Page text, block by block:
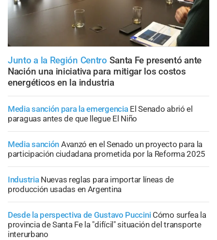
Junto a la Región Centro Santa Fe presentó ante
Nación una iniciativa para mitigar los costos
energéticos en la industria
Media sanción para la emergencia El Senado abrió el
paraguas antes de que llegue El Niño
Media sanción Avanzó en el Senado un proyecto para la
participación ciudadana prometida por la Reforma 2025
Industria Nuevas reglas para importar líneas de
producción usadas en Argentina
Desde la perspectiva de Gustavo Puccini Cómo surfea la
provincia de Santa Fe la "difícil" situación del transporte
interurbano